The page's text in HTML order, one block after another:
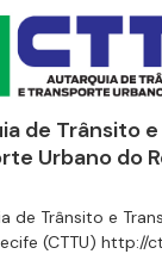
de Trânsito e
Urbano do
de Trânsito e
(CTTU) http://